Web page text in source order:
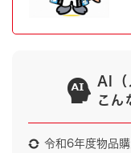
AI（
こん
令和6年度物品